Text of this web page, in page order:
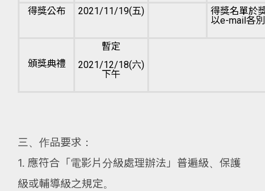
得獎公布 2021/11/19(五)
得獎名單於
以e-mail各
頒獎典禮
暫定
2021/12/18(六)
下午
三、作品要求：
1. 應符合「電影片分級處理辦法」普遍級、保護
級或輔導級之規定。